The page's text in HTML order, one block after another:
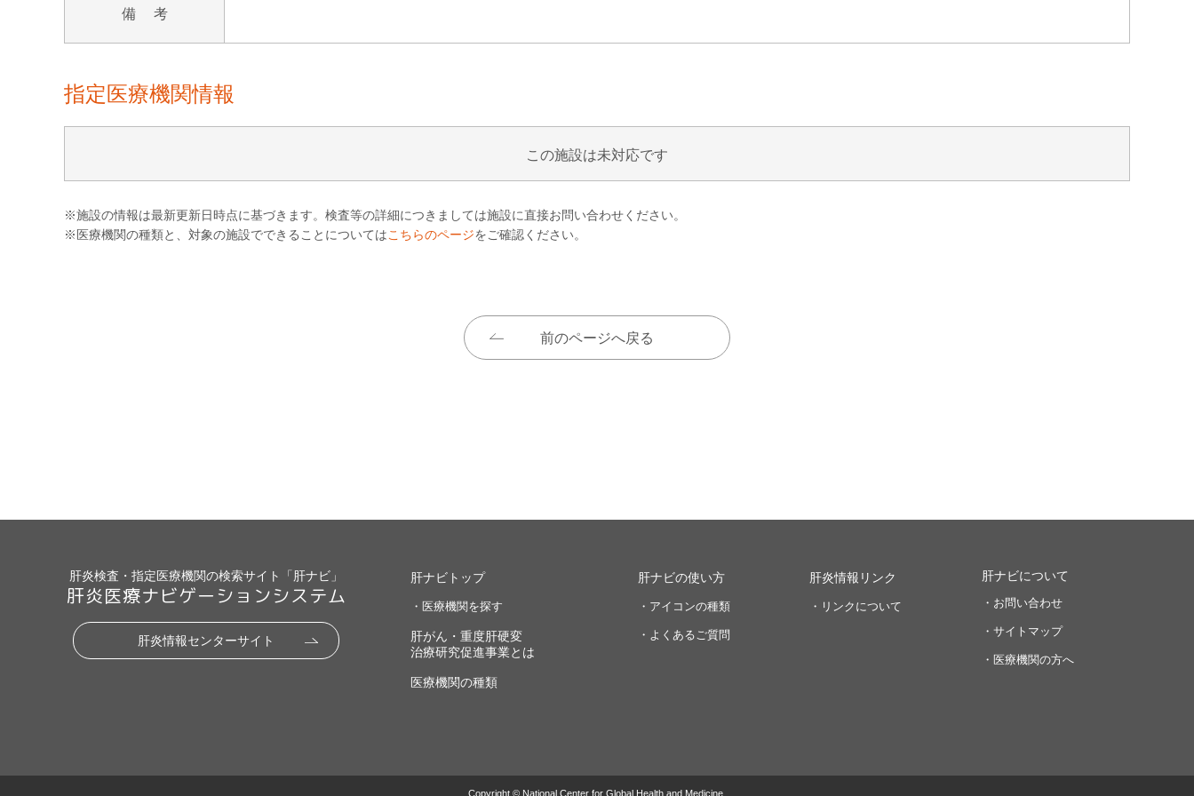
備 考
指定医療機関情報
この施設は未対応です
※施設の情報は最新更新日時点に基づきます。検査等の詳細につきましては施設に直接お問い合わせください。
※医療機関の種類と、対象の施設でできることについてはこちらのページをご確認ください。
前のページへ戻る
肝炎検査・指定医療機関の検索サイト「肝ナビ」
肝炎医療ナビゲーションシステム
肝炎情報センターサイト
肝ナビトップ
・医療機関を探す
肝がん・重度肝硬変
治療研究促進事業とは
医療機関の種類
肝ナビの使い方
・アイコンの種類
・よくあるご質問
肝炎情報リンク
・リンクについて
肝ナビについて
・お問い合わせ
・サイトマップ
・医療機関の方へ
Copyright © National Center for Global Health and Medicine.